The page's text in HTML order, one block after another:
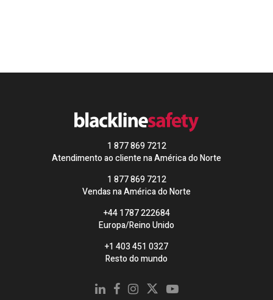
1 877 869 7212
Atendimento ao cliente na América do Norte
1 877 869 7212
Vendas na América do Norte
+44 1787 222684
Europa/Reino Unido
+1 403 451 0327
Resto do mundo